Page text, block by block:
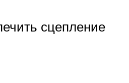
сцепление